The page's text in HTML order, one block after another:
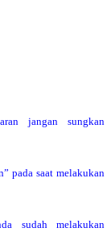
jangan sungkan
pada saat melakukan
sudah melakukan